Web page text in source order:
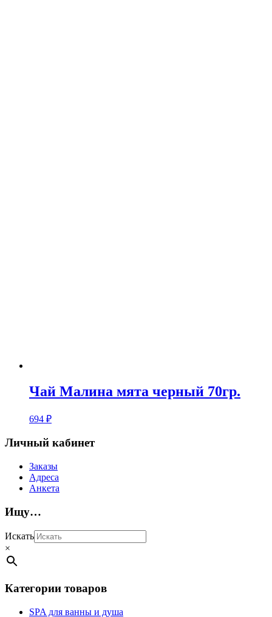
Чай Малина мята черный 70гр.
694 ₽
Личный кабинет
Заказы
Адреса
Анкета
Ищу…
Искать
×
Категории товаров
SPA для ванны и душа